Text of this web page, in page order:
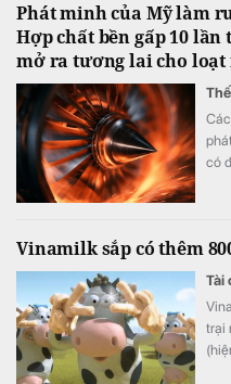
tế.
Phát minh của Mỹ làm
Hợp chất bền gấp 10 lần
mở ra tương lai cho
có
Vinamilk sắp có thêm
Tài
trại